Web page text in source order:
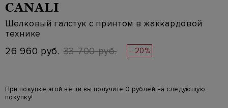
CANALI
Шелковый галстук с принтом в жаккардовой
технике
26 960 руб. 33 700 руб. - 20%
При покупке этой вещи вы получите 0 рублей на следующую
покупку!